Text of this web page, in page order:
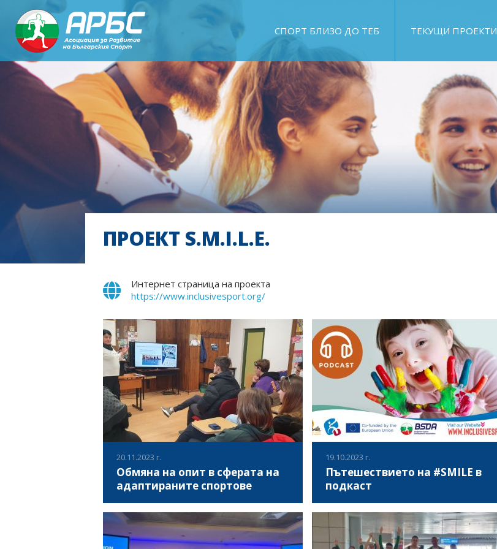
СПОРТ БЛИЗО ДО ТЕБ ТЕКУЩИ ПРОЕКТИ
ПРОЕКТ S.M.I.L.E.
Интернет страница на проекта
https://www.inclusivesport.org/
20.11.2023 г.
Обмяна на опит в сферата на
адаптираните спортове
среща на специалисти от сектор Адаптирана
физическа активност от Гърция и България,
като в нея взеха участие студенти и водещия
19.10.2023 г.
Пътешествието на #SMILE в
подкаст
вдъхновение чрез спорт и включване
Добре дошли в SMILE подкаста, където
Спорт, Мотивация, Включване, Лидерство и